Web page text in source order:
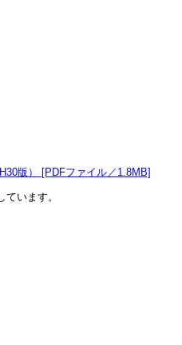
版） [PDFファイル／1.8MB]
います。